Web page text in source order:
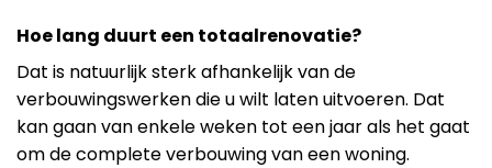
Hoe lang duurt een totaalrenovatie?
Dat is natuurlijk sterk afhankelijk van de
verbouwingswerken die u wilt laten uitvoeren. Dat
kan gaan van enkele weken tot een jaar als het gaat
om de complete verbouwing van een woning.